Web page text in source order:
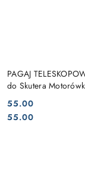
PAGAJ
do Skutera
Cena:
55.00
Cena:
55.00